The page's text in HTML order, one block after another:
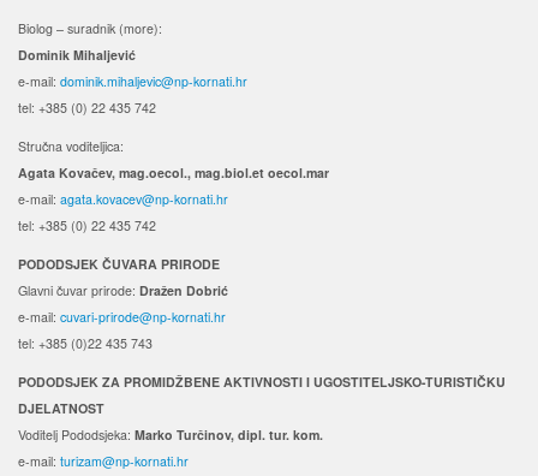
Biolog – suradnik (more):
Dominik Mihaljević
e-mail: dominik.mihaljevic@np-kornati.hr
tel: +385 (0) 22 435 742
Stručna voditeljica:
Agata Kovačev, mag.oecol., mag.biol.et oecol.mar
e-mail: agata.kovacev@np-kornati.hr
tel: +385 (0) 22 435 742
PODODSJEK ČUVARA PRIRODE
Glavni čuvar prirode: Dražen Dobrić
e-mail: cuvari-prirode@np-kornati.hr
tel: +385 (0)22 435 743
PODODSJEK ZA PROMIDŽBENE AKTIVNOSTI I UGOSTITELJSKO-TURISTIČKU
DJELATNOST
Voditelj Pododsjeka: Marko Turčinov, dipl. tur. kom.
e-mail: turizam@np-kornati.hr